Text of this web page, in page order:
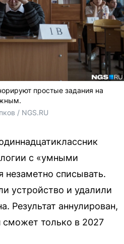
простые задания на
/ NGS.RU
с «умными
незаметно списывать.
устройство и удалили
Результат аннулирован,
сможет только в 2027